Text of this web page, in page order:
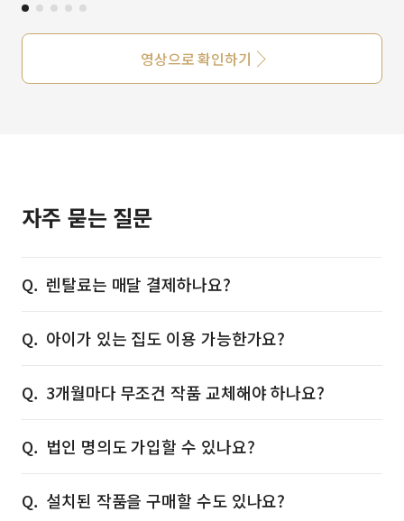
영상으로 확인하기
자주 묻는 질문
렌탈료는 매달 결제하나요?
아이가 있는 집도 이용 가능한가요?
3개월마다 무조건 작품 교체해야 하나요?
법인 명의도 가입할 수 있나요?
설치된 작품을 구매할 수도 있나요?